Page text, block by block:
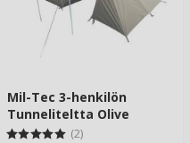
Mil-Tec 3-henkilön
Tunneliteltta Olive
(2)